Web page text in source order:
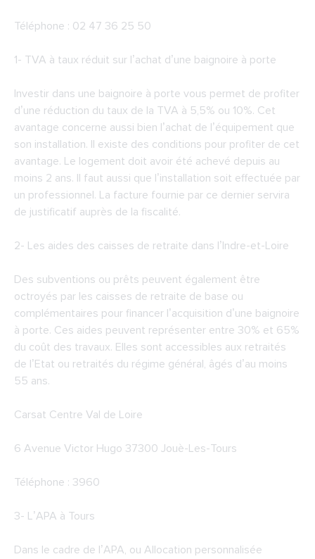
Téléphone : 02 47 36 25 50
1- TVA à taux réduit sur l’achat d’une baignoire à porte
Investir dans une baignoire à porte vous permet de profiter
d’une réduction du taux de la TVA à 5,5% ou 10%. Cet
avantage concerne aussi bien l’achat de l’équipement que
son installation. Il existe des conditions pour profiter de cet
avantage. Le logement doit avoir été achevé depuis au
moins 2 ans. Il faut aussi que l’installation soit effectuée par
un professionnel. La facture fournie par ce dernier servira
de justificatif auprès de la fiscalité.
2- Les aides des caisses de retraite dans l’Indre-et-Loire
Des subventions ou prêts peuvent également être
octroyés par les caisses de retraite de base ou
complémentaires pour financer l’acquisition d’une baignoire
à porte. Ces aides peuvent représenter entre 30% et 65%
du coût des travaux. Elles sont accessibles aux retraités
de l’Etat ou retraités du régime général, âgés d’au moins
55 ans.
Carsat Centre Val de Loire
6 Avenue Victor Hugo 37300 Jouè-Les-Tours
Téléphone : 3960
3- L’APA à Tours
Dans le cadre de l’APA, ou Allocation personnalisée